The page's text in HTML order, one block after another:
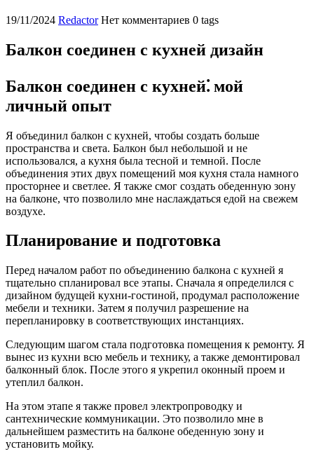
19/11/2024 Redactor Нет комментариев 0 tags
Балкон соединен с кухней дизайн
Балкон соединен с кухней⁚ мой
личный опыт
Я объединил балкон с кухней, чтобы создать больше
пространства и света. Балкон был небольшой и не
использовался, а кухня была тесной и темной. После
объединения этих двух помещений моя кухня стала намного
просторнее и светлее. Я также смог создать обеденную зону
на балконе, что позволило мне наслаждаться едой на свежем
воздухе.
Планирование и подготовка
Перед началом работ по объединению балкона с кухней я
тщательно спланировал все этапы. Сначала я определился с
дизайном будущей кухни-гостиной, продумал расположение
мебели и техники. Затем я получил разрешение на
перепланировку в соответствующих инстанциях.
Следующим шагом стала подготовка помещения к ремонту. Я
вынес из кухни всю мебель и технику, а также демонтировал
балконный блок. После этого я укрепил оконный проем и
утеплил балкон.
На этом этапе я также провел электропроводку и
сантехнические коммуникации. Это позволило мне в
дальнейшем разместить на балконе обеденную зону и
установить мойку.